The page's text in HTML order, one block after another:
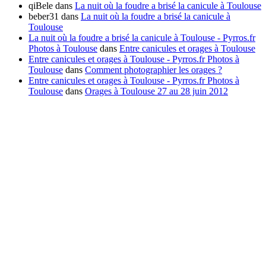
qiBele dans La nuit où la foudre a brisé la canicule à Toulouse
beber31 dans La nuit où la foudre a brisé la canicule à
Toulouse
La nuit où la foudre a brisé la canicule à Toulouse - Pyrros.fr
Photos à Toulouse dans Entre canicules et orages à Toulouse
Entre canicules et orages à Toulouse - Pyrros.fr Photos à
Toulouse dans Comment photographier les orages ?
Entre canicules et orages à Toulouse - Pyrros.fr Photos à
Toulouse dans Orages à Toulouse 27 au 28 juin 2012